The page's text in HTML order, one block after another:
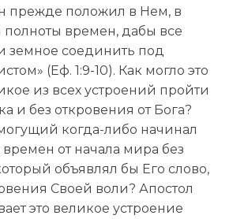
прежде положил в Нем, в
полноты времен, дабы все
земное соединить под
(Еф. 1:9-10). Как могло это
из всех устроений пройти
и без откровения от Бога?
когда-либо начинал
от начала мира без
объявлял бы Его слово,
Своей воли? Апостол
это великое устроение